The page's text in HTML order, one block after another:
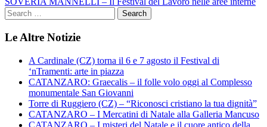
Le Altre Notizie
A Cardinale (CZ) torna il 6 e 7 agosto il Festival di
‘nTramenti: arte in piazza
CATANZARO: Graecalis – il folle volo oggi al Complesso
monumentale San Giovanni
Torre di Ruggiero (CZ) – “Riconosci cristiano la tua dignità”
CATANZARO – I Mercatini di Natale alla Galleria Mancuso
CATANZARO – I misteri del Natale e il cuore antico della